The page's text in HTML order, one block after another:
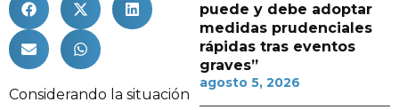
Considerando la situación
puede y debe adoptar
medidas prudenciales
rápidas tras eventos
graves”
agosto 5, 2026